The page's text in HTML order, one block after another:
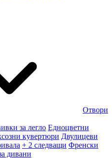
Отвори
за легло Едноцветни
кувертюри Двулицеви
+ 2 следващи Френски
дивани